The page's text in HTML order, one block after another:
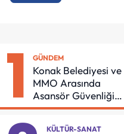
1 GÜNDEM
Konak Belediyesi ve
MMO Arasında
Asansör Güvenliği
İçin Önemli Protokol
KÜLTÜR-SANAT